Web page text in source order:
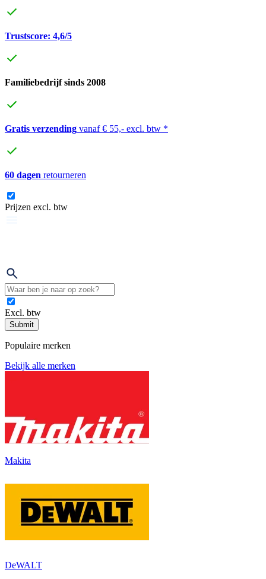
Trustscore: 4,6/5
Familiebedrijf sinds 2008
Gratis verzending vanaf € 55,- excl. btw *
60 dagen retourneren
Prijzen excl. btw
Excl. btw
Submit
Populaire merken
Bekijk alle merken
Makita
DeWALT